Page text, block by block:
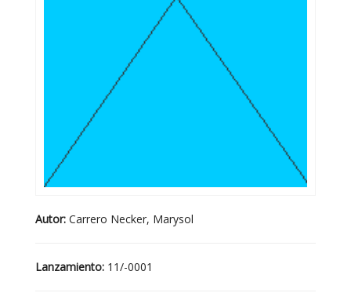
Autor: Carrero Necker, Marysol
Lanzamiento: 11/-0001